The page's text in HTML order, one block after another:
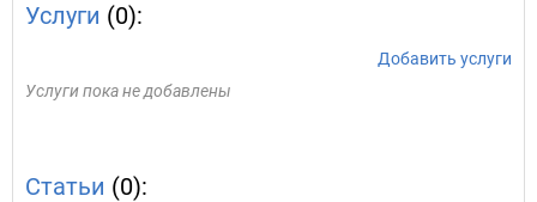
Услуги (0):
Добавить услуги
Услуги пока не добавлены
Статьи (0):